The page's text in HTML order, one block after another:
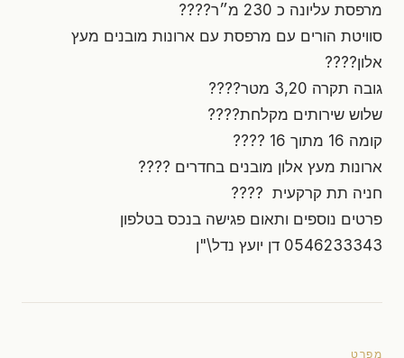
מרפסת עליונה כ 230 מ״ר????
סוויטת הורים עם מרפסת עם ארונות מובנים מעץ
אלון????
גובה תקרה 3,20 מטר????
שלוש שירותים מקלחת????
קומה 16 מתוך 16 ????
ארונות מעץ אלון מובנים בחדרים ????
חניה תת קרקעית ????
פרטים נוספים ותאום פגישה בנכס בטלפון
0546233343 דן יועץ נדל\"ן
מפרט